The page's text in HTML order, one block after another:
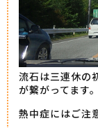
流石は三連休の
が繋がってます。
熱中症にはご注